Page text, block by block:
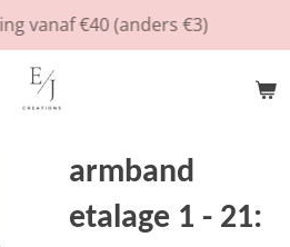
vanaf €40 (anders €3)
armband
etalage 1 - 21: